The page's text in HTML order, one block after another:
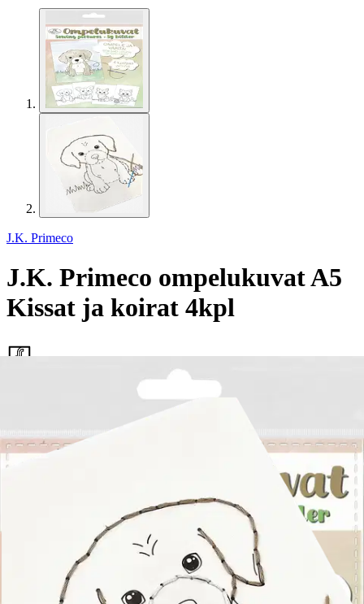
J.K. Primeco
J.K. Primeco ompelukuvat A5
Kissat ja koirat 4kpl
4,95 €
Verkkokaupan hinta
Siirry valitsemaan myymälä
Toimitus
Kotiin tai noutopisteeseen
Alk. 0 €
Ilmainen toimitus yli 100 €:n tilauksille